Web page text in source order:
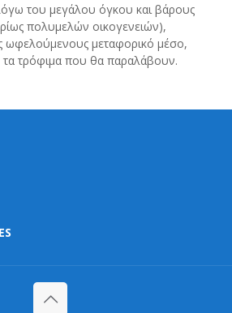
λόγω του μεγάλου όγκου και βάρους
πολυμελών οικογενειών),
ωφελούμενους μεταφορικό μέσο,
τα τρόφιμα που θα παραλάβουν.